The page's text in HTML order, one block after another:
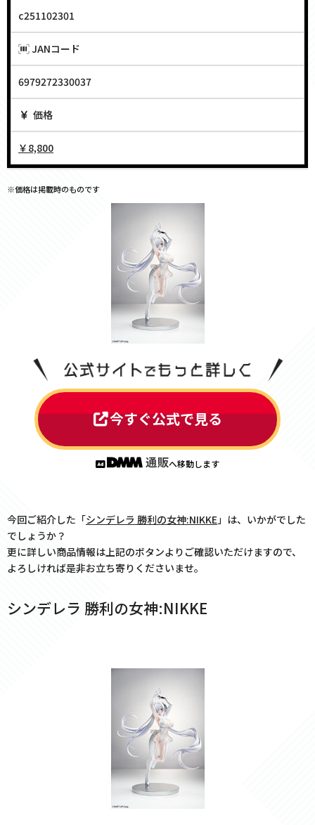
c251102301
JANコード
6979272330037
価格
￥8,800
※価格は掲載時のものです
今すぐ公式で見る
へ移動します
今回ご紹介した「シンデレラ 勝利の女神:NIKKE」は、いかがでした
でしょうか？
更に詳しい商品情報は上記のボタンよりご確認いただけますので、
よろしければ是非お立ち寄りくださいませ。
シンデレラ 勝利の女神:NIKKE